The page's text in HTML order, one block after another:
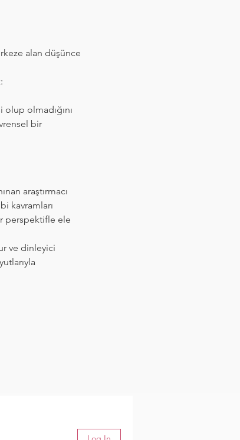
alan düşünce
olup olmadığını
bir
araştırmacı
kavramları
perspektifle ele
ve dinleyici